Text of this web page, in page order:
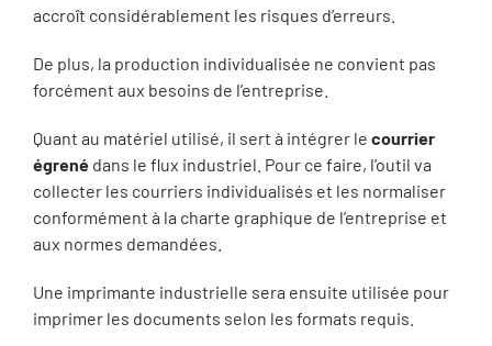
accroît considérablement les risques d’erreurs.
De plus, la production individualisée ne convient pas
forcément aux besoins de l’entreprise.
Quant au matériel utilisé, il sert à intégrer le courrier
égrené dans le flux industriel. Pour ce faire, l’outil va
collecter les courriers individualisés et les normaliser
conformément à la charte graphique de l’entreprise et
aux normes demandées.
Une imprimante industrielle sera ensuite utilisée pour
imprimer les documents selon les formats requis.